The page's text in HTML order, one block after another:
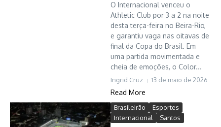
O Internacional venceu o
Athletic Club por 3 a 2 na noite
desta terça-feira no Beira-Rio,
e garantiu vaga nas oitavas de
final da Copa do Brasil. Em
uma partida movimentada e
cheia de emoções, o Color...
Ingrid Cruz 13 de maio de 2026
Read More
Brasileirão
Esportes
Internacional
Santos